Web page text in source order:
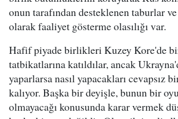
onun tarafından desteklenen taburlar
olarak faaliyet gösterme olasılığı var.
Hafif piyade birlikleri Kuzey Kore'de
tatbikatlarına katıldılar, ancak
yaparlarsa nasıl yapacakları cevapsız
kalıyor. Başka bir deyişle, bunun bir
olmayacağı konusunda karar vermek